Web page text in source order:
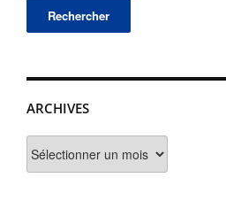
ARCHIVES